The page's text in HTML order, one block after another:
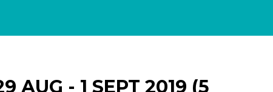
AUG - 1 SEPT 2019 (5